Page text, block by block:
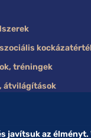
tréningek
átvilágítások
az